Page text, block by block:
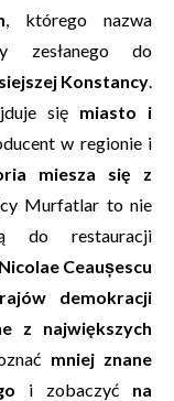
, którego nazwa
zesłanego do
Konstancy.
się miasto i
w regionie i
miesza się z
Murfatlar to nie
do restauracji
Ceaușescu
demokracji
z największych
mniej znane
i zobaczyć na